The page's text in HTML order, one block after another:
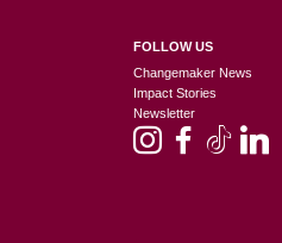
FOLLOW US
Changemaker News
Impact Stories
Newsletter